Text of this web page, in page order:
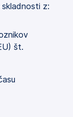
z:
št.